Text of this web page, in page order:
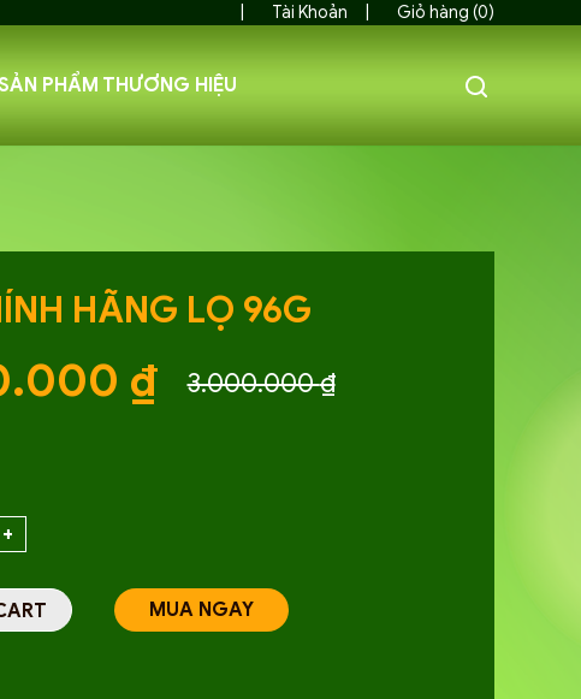
Tài Khoản Giỏ hàng (0)
PHẨM THƯƠNG HIỆU
HÃNG LỌ 96G
3.000.000₫
₫
MUA NGAY